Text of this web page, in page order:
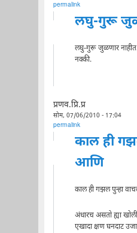
permalink
लघु-गुरू
लघु-गुरू जुळणार
नक्की.
प्रणव.प्रि.प्र
सोम, 07/06/2010 - 17:04
permalink
काल ही
आणि
काल ही गझल पुन्हा
अंधारच असतो ह्या
एखादा क्षण घनदाट